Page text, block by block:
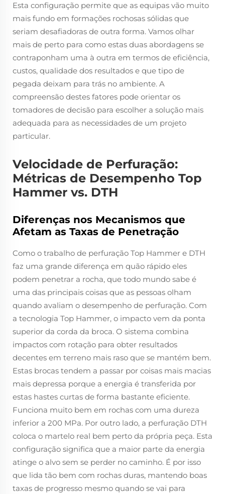
Esta configuração permite que as equipas vão muito
mais fundo em formações rochosas sólidas que
seriam desafiadoras de outra forma. Vamos olhar
mais de perto para como estas duas abordagens se
contraponham uma à outra em termos de eficiência,
custos, qualidade dos resultados e que tipo de
pegada deixam para trás no ambiente. A
compreensão destes fatores pode orientar os
tomadores de decisão para escolher a solução mais
adequada para as necessidades de um projeto
particular.
Velocidade de Perfuração:
Métricas de Desempenho Top
Hammer vs. DTH
Diferenças nos Mecanismos que
Afetam as Taxas de Penetração
Como o trabalho de perfuração Top Hammer e DTH
faz uma grande diferença em quão rápido eles
podem penetrar a rocha, que todo mundo sabe é
uma das principais coisas que as pessoas olham
quando avaliam o desempenho de perfuração. Com
a tecnologia Top Hammer, o impacto vem da ponta
superior da corda da broca. O sistema combina
impactos com rotação para obter resultados
decentes em terreno mais raso que se mantém bem.
Estas brocas tendem a passar por coisas mais macias
mais depressa porque a energia é transferida por
estas hastes curtas de forma bastante eficiente.
Funciona muito bem em rochas com uma dureza
inferior a 200 MPa. Por outro lado, a perfuração DTH
coloca o martelo real bem perto da própria peça. Esta
configuração significa que a maior parte da energia
atinge o alvo sem se perder no caminho. É por isso
que lida tão bem com rochas duras, mantendo boas
taxas de progresso mesmo quando se vai para